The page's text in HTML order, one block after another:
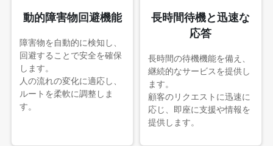
動的障害物回避機能
障害物を自動的に検知し、
回避することで安全を確保
します。
人の流れの変化に適応し、
ルートを柔軟に調整しま
す。
長時間待機と迅速な
応答
長時間の待機機能を備え、
継続的なサービスを提供し
ます。
顧客のリクエストに迅速に
応じ、即座に支援や情報を
提供します。